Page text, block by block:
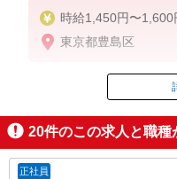
時給1,450円〜1,600
◆無資格・経験者：
◆初任者研修・経験
◆介護福祉士・経
※経験者は3ヶ月以
※給与幅は経験・能
東京都豊島区
掲
20件のこの求人と職種
正社員